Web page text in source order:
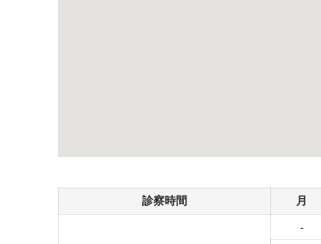
診察時間
月
-